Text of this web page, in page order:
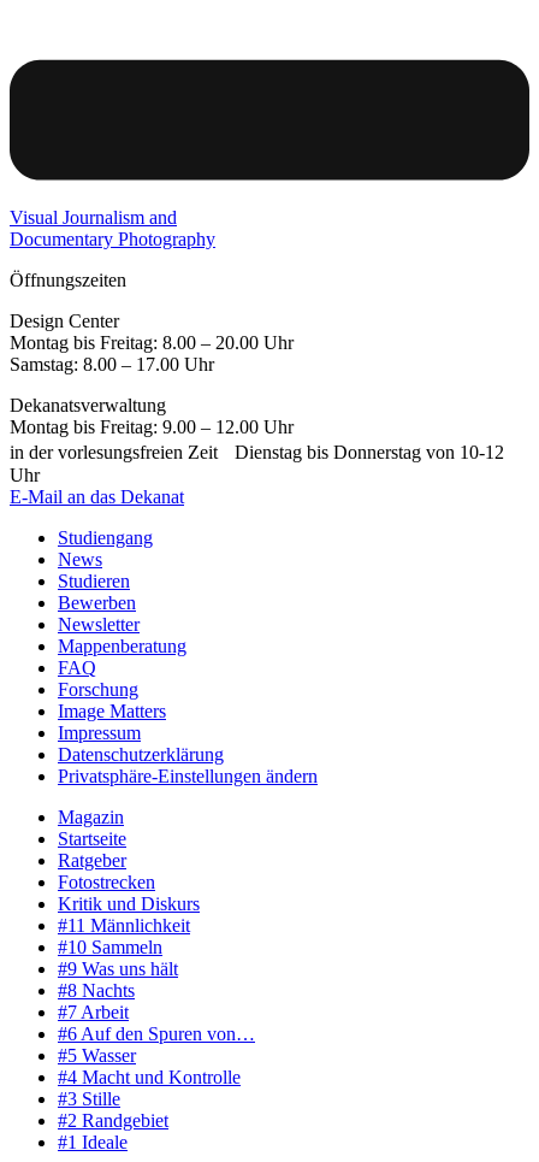
Visual Journalism and
Documentary Photography
Öffnungszeiten
Design Center
Montag bis Freitag: 8.00 – 20.00 Uhr
Samstag: 8.00 – 17.00 Uhr
Dekanatsverwaltung
Montag bis Freitag: 9.00 – 12.00 Uhr
in der vorlesungsfreien Zeit Dienstag bis Donnerstag von 10-12
Uhr
E-Mail an das Dekanat
Studiengang
News
Studieren
Bewerben
Newsletter
Mappenberatung
FAQ
Forschung
Image Matters
Impressum
Datenschutzerklärung
Privatsphäre-Einstellungen ändern
Magazin
Startseite
Ratgeber
Fotostrecken
Kritik und Diskurs
#11 Männlichkeit
#10 Sammeln
#9 Was uns hält
#8 Nachts
#7 Arbeit
#6 Auf den Spuren von…
#5 Wasser
#4 Macht und Kontrolle
#3 Stille
#2 Randgebiet
#1 Ideale